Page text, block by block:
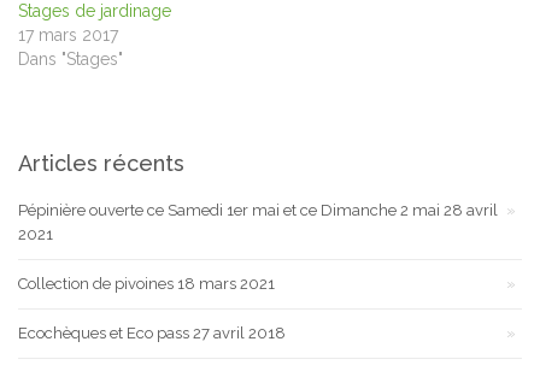
Stages de jardinage
17 mars 2017
Dans "Stages"
Articles récents
Pépinière ouverte ce Samedi 1er mai et ce Dimanche 2 mai 28 avril
2021
Collection de pivoines 18 mars 2021
Ecochèques et Eco pass 27 avril 2018